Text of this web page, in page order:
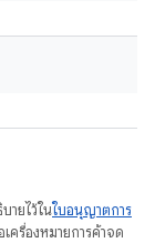
ายไว้ในใบอนุญาตการ
ครื่องหมายการค้าจด